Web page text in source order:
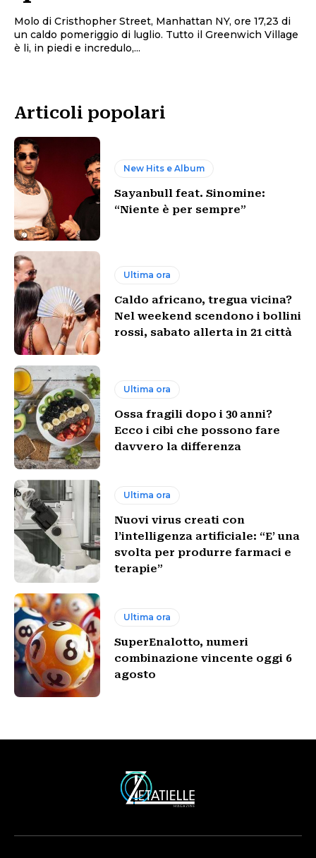
Molo di Cristhopher Street, Manhattan NY, ore 17,23 di
un caldo pomeriggio di luglio. Tutto il Greenwich Village
è li, in piedi e incredulo,...
Articoli popolari
New Hits e Album
Sayanbull feat. Sinomine:
“Niente è per sempre”
Ultima ora
Caldo africano, tregua vicina?
Nel weekend scendono i bollini
rossi, sabato allerta in 21 città
Ultima ora
Ossa fragili dopo i 30 anni?
Ecco i cibi che possono fare
davvero la differenza
Ultima ora
Nuovi virus creati con
l’intelligenza artificiale: “E’ una
svolta per produrre farmaci e
terapie”
Ultima ora
SuperEnalotto, numeri
combinazione vincente oggi 6
agosto